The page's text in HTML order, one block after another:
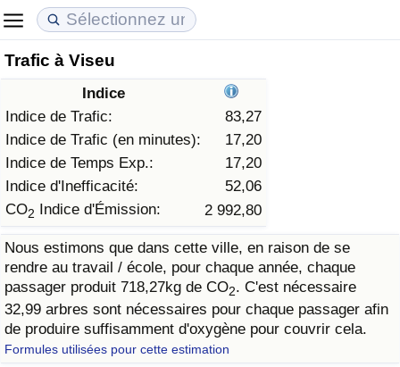
Trafic à Viseu
Indice
Indice de Trafic:
83,27
Indice de Trafic (en minutes):
17,20
Indice de Temps Exp.:
17,20
Indice d'Inefficacité:
52,06
CO2 Indice d'Émission: 2 992,80
Nous estimons que dans cette ville, en raison de se
rendre au travail / école, pour chaque année, chaque
passager produit 718,27kg de CO2. C'est nécessaire
32,99 arbres sont nécessaires pour chaque passager afin
de produire suffisamment d'oxygène pour couvrir cela.
Formules utilisées pour cette estimation
Coût de la vie
Indice du Coût de la Vie (Actuel)
Indice du Coût de la Vie
Indice du coût de la vie par pays
à Akaba
Prix de l'immobilier
Indice des Prix de l'immobilier (Actuel)
Indice des Prix de l'immobilier
Indice des Prix de l'immobilier par Pays
Qualité de Vie
Indice de Qualité de Vie
Indice de Qualité de Vie (Actuel)
Indice de qualité de vie par pays
Criminalité
Indice de Criminalité (Actuel)
Indice de Criminalité